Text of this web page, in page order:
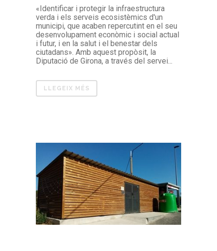
«Identificar i protegir la infraestructura
verda i els serveis ecosistèmics d'un
municipi, que acaben repercutint en el seu
desenvolupament econòmic i social actual
i futur, i en la salut i el benestar dels
ciutadans». Amb aquest propòsit, la
Diputació de Girona, a través del servei...
LLEGEIX MÉS